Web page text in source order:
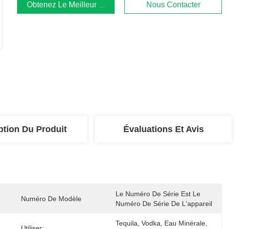
Obtenez Le Meilleur Prix Nous Contacter
Du Produit Évaluations Et Avis
Numéro De Modèle
Le Numéro De Série Est Le
Numéro De Série De L'appareil
Tequila, Vodka, Eau Minérale,